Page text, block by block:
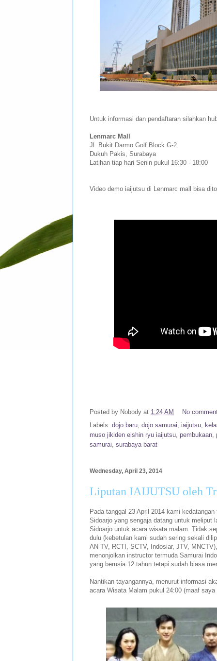
Untuk informasi dan pendaftaran silahkan
Lenmarc Mall
Jl. Bukit Darmo Golf Block G-2
Dukuh Pakis, Surabaya
Latihan tiap hari Senin pukul 16:30 - 18:00
Video demo iaijutsu di Lenmarc mall bisa
Posted by Nobody at 1:24 AM
No
Labels: dojo baru dojo samurai iaijutsu
muso jikiden eishin ryu iaijutsu pembukaan
samurai surabaya barat
Wednesday, April 23, 2014
Liputan IAIJUTSU oleh
Pada tanggal 23 April 2014 kami
Sidoarjo yang sengaja datang untuk meliput
Sidoarjo untuk acara wisata malam. Tidak
dulu (kebetulan kami sudah sering sekali
AN-TV, RCTI, SCTV, Indosiar, JTV,
menonjolkan instructor termuda Samurai
yang berusia 12 tahun tetapi sudah biasa
Nantikan tayangannya, menurut informasi
acara Wisata Malam pukul 24:00 (maaf